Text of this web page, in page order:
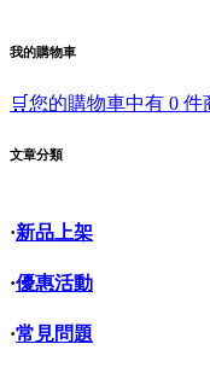
我的購物車
🛒您的購物車中有 0
文章分類
·新品上架
·優惠活動
·常見問題